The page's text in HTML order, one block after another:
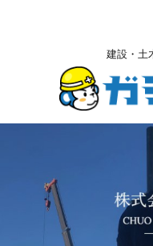
建設・土